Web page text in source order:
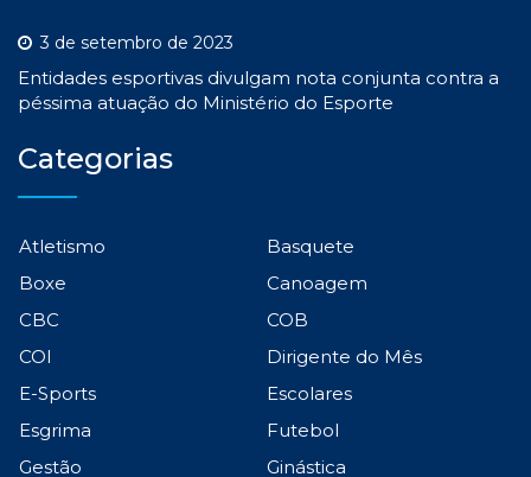
3 de setembro de 2023
Entidades esportivas divulgam nota conjunta contra a
péssima atuação do Ministério do Esporte
Categorias
Atletismo
Basquete
Boxe
Canoagem
CBC
COB
COI
Dirigente do Mês
E-Sports
Escolares
Esgrima
Futebol
Gestão
Ginástica